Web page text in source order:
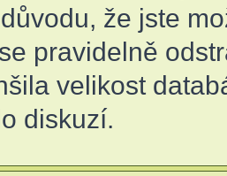
že jste
pravidelně
velikost
diskuzí.